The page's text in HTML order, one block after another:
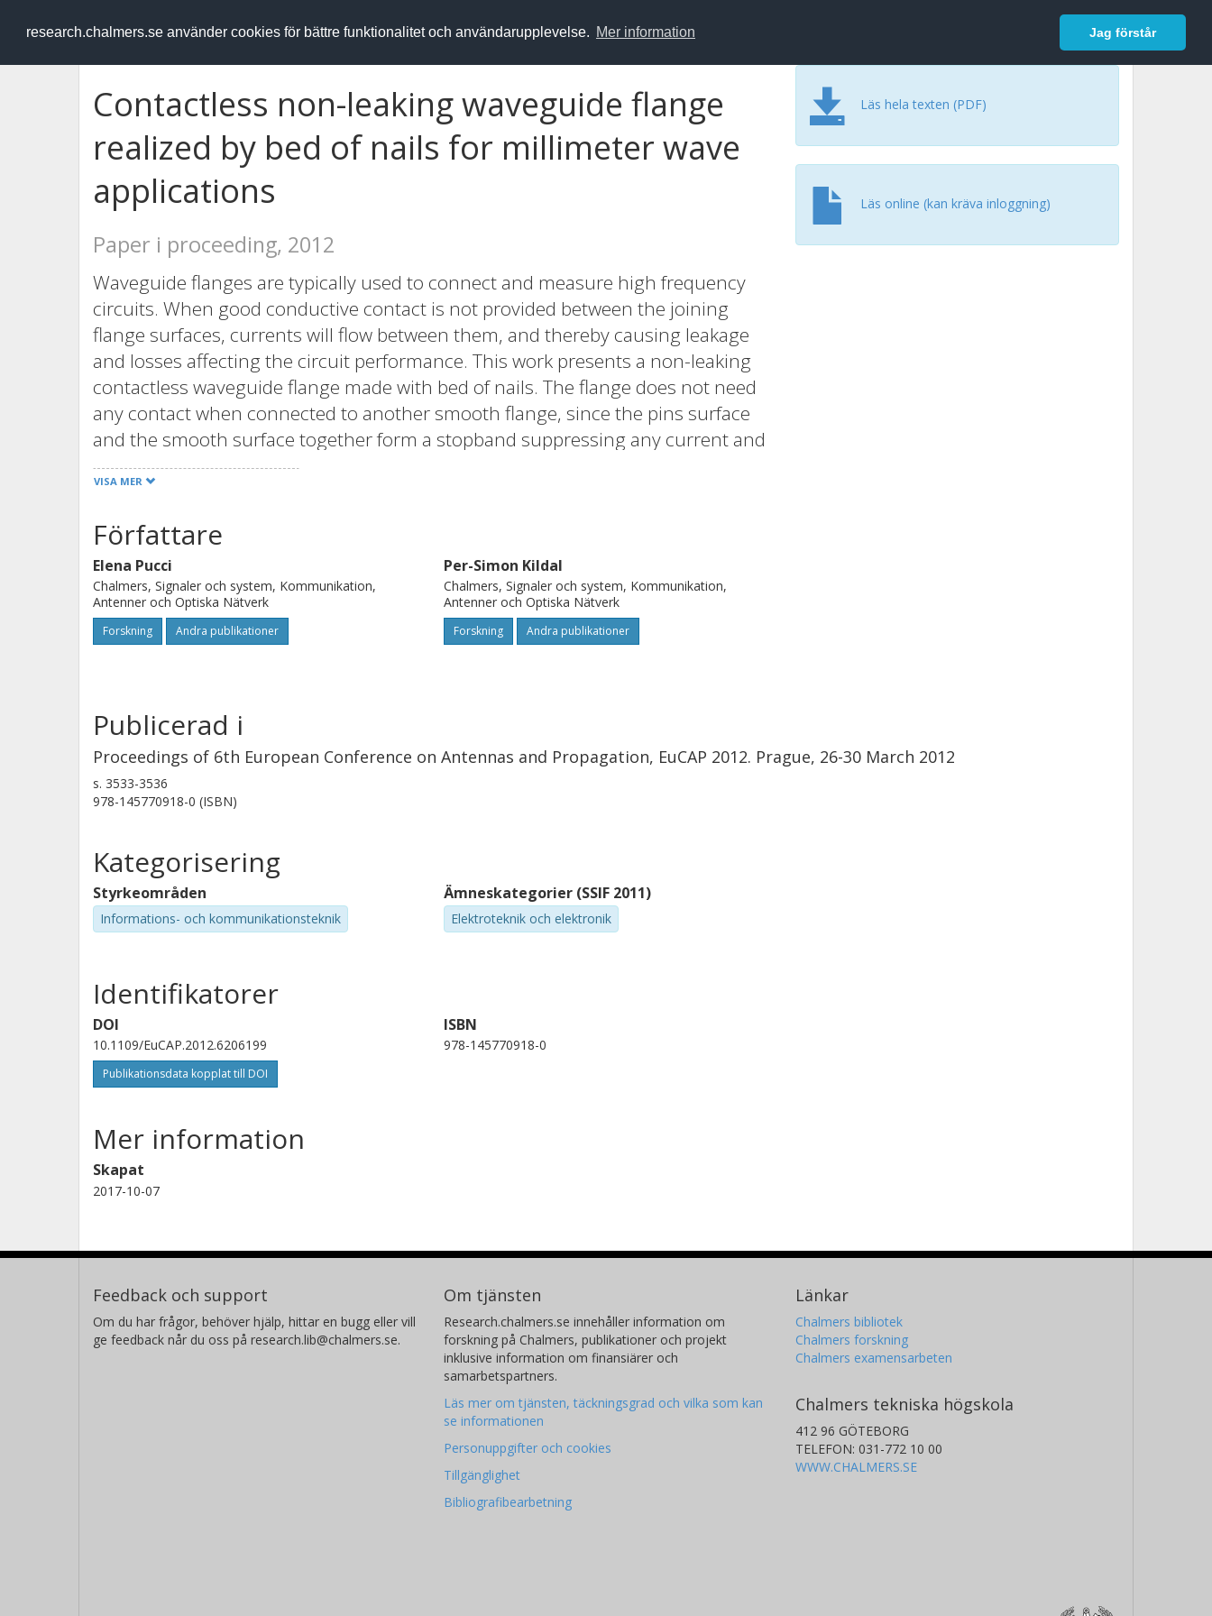
research.chalmers.se använder cookies för bättre funktionalitet och användarupplevelse. Mer information Jag förstår
RESEARCH.chalmers.se Logga in
Contactless non-leaking waveguide flange
realized by bed of nails for millimeter wave
applications
Paper i proceeding, 2012
Waveguide flanges are typically used to connect and measure high frequency
circuits. When good conductive contact is not provided between the joining
flange surfaces, currents will flow between them, and thereby causing leakage
and losses affecting the circuit performance. This work presents a non-leaking
contactless waveguide flange made with bed of nails. The flange does not need
any contact when connected to another smooth flange, since the pins surface
and the smooth surface together form a stopband suppressing any current and
wave propagation between the two joining surfaces of the flanges.
VISA MER
Läs hela texten (PDF)
Läs online (kan kräva inloggning)
Författare
Elena Pucci
Chalmers, Signaler och system, Kommunikation,
Antenner och Optiska Nätverk
Forskning Andra publikationer
Per-Simon Kildal
Chalmers, Signaler och system, Kommunikation,
Antenner och Optiska Nätverk
Forskning Andra publikationer
Publicerad i
Proceedings of 6th European Conference on Antennas and Propagation, EuCAP 2012. Prague, 26-30 March 2012
s. 3533-3536
978-145770918-0 (ISBN)
Kategorisering
Styrkeområden
Informations- och kommunikationsteknik
Ämneskategorier (SSIF 2011)
Elektroteknik och elektronik
Identifikatorer
DOI
10.1109/EuCAP.2012.6206199
Publikationsdata kopplat till DOI
ISBN
978-145770918-0
Mer information
Skapat
2017-10-07
Feedback och support
Om du har frågor, behöver hjälp, hittar en bugg eller vill
ge feedback når du oss på research.lib@chalmers.se.
Om tjänsten
Research.chalmers.se innehåller information om
forskning på Chalmers, publikationer och projekt
inklusive information om finansiärer och
samarbetspartners.
Läs mer om tjänsten, täckningsgrad och vilka som kan
se informationen
Personuppgifter och cookies
Tillgänglighet
Bibliografibearbetning
Länkar
Chalmers bibliotek
Chalmers forskning
Chalmers examensarbeten
Chalmers tekniska högskola
412 96 GÖTEBORG
TELEFON: 031-772 10 00
WWW.CHALMERS.SE